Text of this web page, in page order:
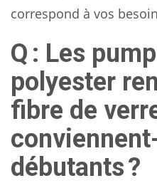
correspond à vos
Q : Les
polyester
fibre de
débutants ?